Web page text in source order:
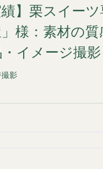
クしてみてください。 フー
こちら https://www.matamis-
広告撮影・商品撮影・フ
を最大限に引き出すビジュ
ト #広告撮影 #名東 #ドバイチョコ
績】栗スイー
」様：素材の
イメージ撮影
影